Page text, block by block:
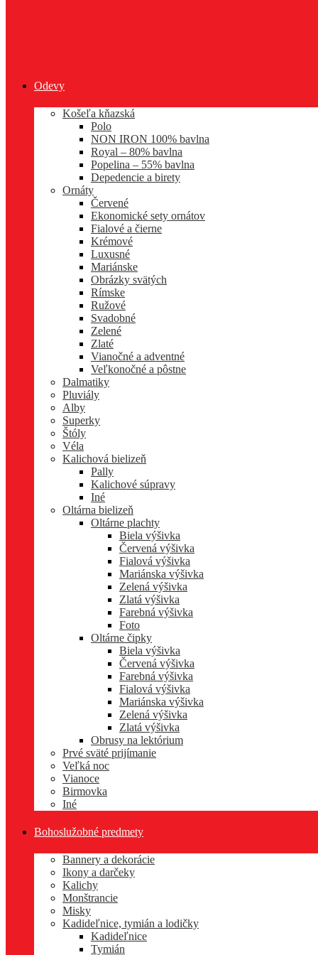
Odevy
Košeľa kňazská
Polo
NON IRON 100% bavlna
Royal – 80% bavlna
Popelina – 55% bavlna
Depedencie a birety
Ornáty
Červené
Ekonomické sety ornátov
Fialové a čierne
Krémové
Luxusné
Mariánske
Obrázky svätých
Rímske
Ružové
Svadobné
Zelené
Zlaté
Vianočné a adventné
Veľkonočné a pôstne
Dalmatiky
Pluviály
Alby
Superky
Štóly
Véla
Kalichová bielizeň
Pally
Kalichové súpravy
Iné
Oltárna bielizeň
Oltárne plachty
Biela výšivka
Červená výšivka
Fialová výšivka
Mariánska výšivka
Zelená výšivka
Zlatá výšivka
Farebná výšivka
Foto
Oltárne čipky
Biela výšivka
Červená výšivka
Farebná výšivka
Fialová výšivka
Mariánska výšivka
Zelená výšivka
Zlatá výšivka
Obrusy na lektórium
Prvé sväté prijímanie
Veľká noc
Vianoce
Birmovka
Iné
Bohoslužobné predmety
Bannery a dekorácie
Ikony a darčeky
Kalichy
Monštrancie
Misky
Kadideľnice, tymián a lodičky
Kadideľnice
Tymián